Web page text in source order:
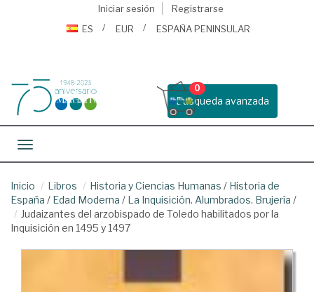
Iniciar sesión
Registrarse
ES
EUR ESPAÑA PENINSULAR
Busqueda avanzada
0
Toggle navigation
Inicio Libros Historia y Ciencias Humanas / Historia de
España / Edad Moderna / La Inquisición. Alumbrados. Brujería /
Judaizantes del arzobispado de Toledo habilitados por la
Inquisición en 1495 y 1497